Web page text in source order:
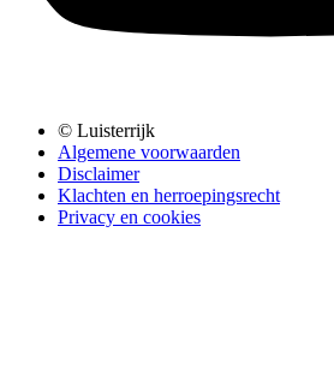
© Luisterrijk
Algemene voorwaarden
Disclaimer
Klachten en herroepingsrecht
Privacy en cookies